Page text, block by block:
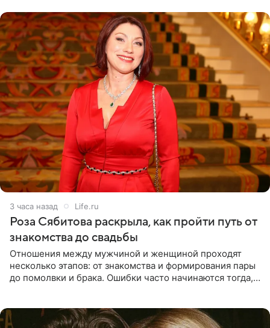
3 часа назад Life.ru
Роза Сябитова раскрыла, как пройти путь от
знакомства до свадьбы
Отношения между мужчиной и женщиной проходят
несколько этапов: от знакомства и формирования пары
до помолвки и брака. Ошибки часто начинаются тогда,